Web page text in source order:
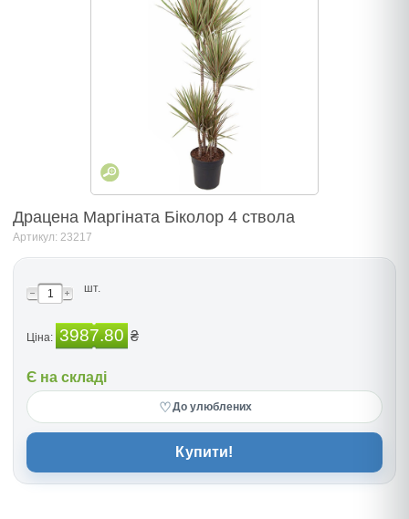
Драцена Маргіната Біколор 4 ствола
Артикул: 23217
шт.
Ціна: 3987.80 ₴
Є на складі
♡До улюблених
Купити!